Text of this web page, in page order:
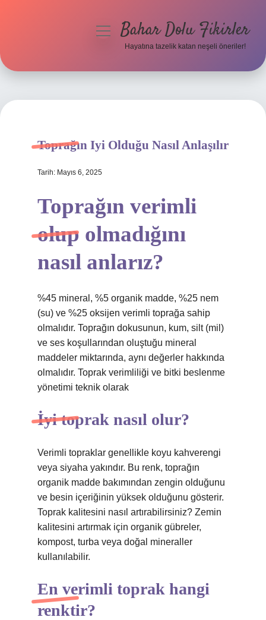
Hakkımızda
menüyüBahar Dolu Fikirler
Hayatına tazelik katan neşeli öneriler!
Toprağın Iyi Olduğu Nasıl Anlaşılır
Tarih: Mayıs 6, 2025
Toprağın verimli
olup olmadığını
nasıl anlarız?
%45 mineral, %5 organik madde, %25 nem
(su) ve %25 oksijen verimli toprağa sahip
olmalıdır. Toprağın dokusunun, kum, silt (mil)
ve ses koşullarından oluştuğu mineral
maddeler miktarında, aynı değerler hakkında
olmalıdır. Toprak verimliliği ve bitki beslenme
yönetimi teknik olarak
İyi toprak nasıl olur?
Verimli topraklar genellikle koyu kahverengi
veya siyaha yakındır. Bu renk, toprağın
organik madde bakımından zengin olduğunu
ve besin içeriğinin yüksek olduğunu gösterir.
Toprak kalitesini nasıl artırabilirsiniz? Zemin
kalitesini artırmak için organik gübreler,
kompost, turba veya doğal mineraller
kullanılabilir.
En verimli toprak hangi
renktir?